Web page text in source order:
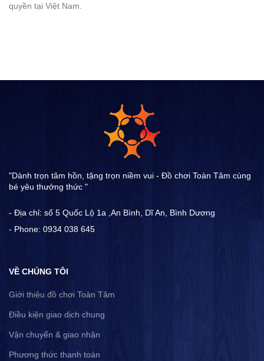
quyền tại Việt Nam.
"Dành trọn tâm hồn, tặng trọn niềm vui - Đồ chơi Toàn Tâm cùng
bé yêu thưởng thức "
- Địa chỉ: số 5 Quốc Lộ 1a ,An Bình, Dĩ An, Bình Dương
- Phone: 0934 038 645
VỀ CHÚNG TÔI
Giới thiệu đồ chơi Toàn Tâm
Điều kiện giao dịch chung
Vận chuyển & giao nhận
Phương thức thanh toán